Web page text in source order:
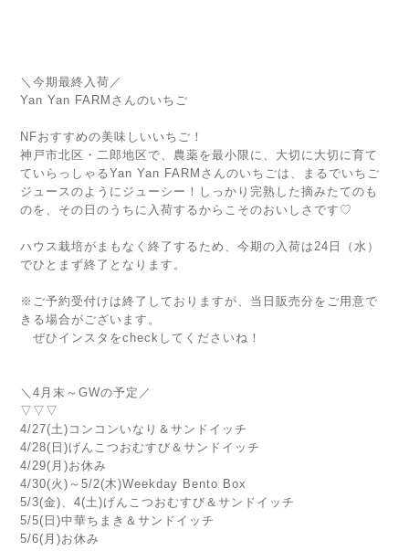
＼今期最終入荷／
Yan Yan FARMさんのいちご
NFおすすめの美味しいいちご！
神戸市北区・二郎地区で、農薬を最小限に、大切に大切に育て
ていらっしゃるYan Yan FARMさんのいちごは、まるでいちご
ジュースのようにジューシー！しっかり完熟した摘みたてのも
のを、その日のうちに入荷するからこそのおいしさです♡
ハウス栽培がまもなく終了するため、今期の入荷は24日（水）
でひとまず終了となります。
※ご予約受付けは終了しておりますが、当日販売分をご用意で
きる場合がございます。
ぜひインスタをcheckしてくださいね！
＼4月末～GWの予定／
▽▽▽
4/27(土)コンコンいなり＆サンドイッチ
4/28(日)げんこつおむすび＆サンドイッチ
4/29(月)お休み
4/30(火)～5/2(木)Weekday Bento Box
5/3(金)、4(土)げんこつおむすび＆サンドイッチ
5/5(日)中華ちまき＆サンドイッチ
5/6(月)お休み